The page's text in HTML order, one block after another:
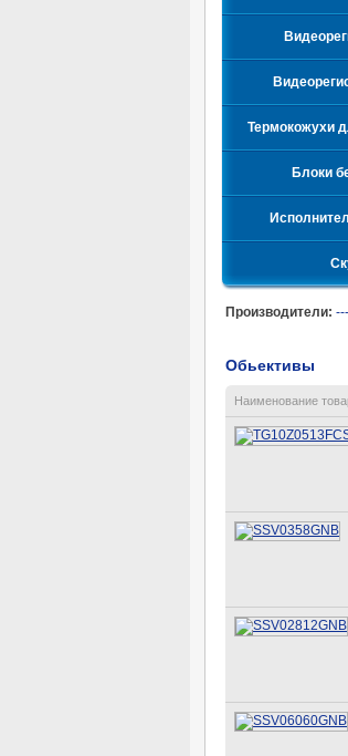
Термокожухи
Блоки
Производители:
Обьективы
Наименование